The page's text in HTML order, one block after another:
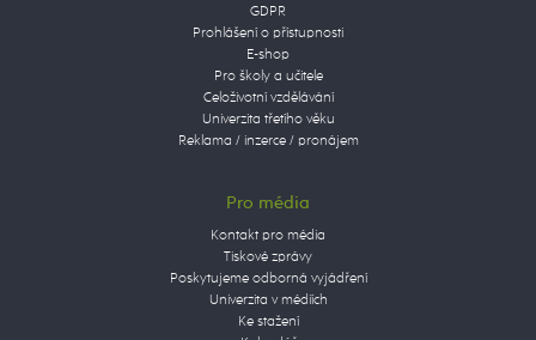
GDPR
Prohlášení o přístupnosti
E-shop
Pro školy a učitele
Celoživotní vzdělávání
Univerzita třetího věku
Reklama / inzerce / pronájem
Pro média
Kontakt pro média
Tiskové zprávy
Poskytujeme odborná vyjádření
Univerzita v médiích
Ke stažení